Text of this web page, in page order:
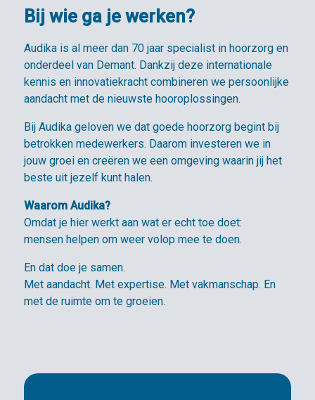
Bij wie ga je werken?
Audika is al meer dan 70 jaar specialist in hoorzorg en
onderdeel van Demant. Dankzij deze internationale
kennis en innovatiekracht combineren we persoonlijke
aandacht met de nieuwste hooroplossingen.
Bij Audika geloven we dat goede hoorzorg begint bij
betrokken medewerkers. Daarom investeren we in
jouw groei en creëren we een omgeving waarin jij het
beste uit jezelf kunt halen.
Waarom Audika?
Omdat je hier werkt aan wat er echt toe doet:
mensen helpen om weer volop mee te doen.
En dat doe je samen.
Met aandacht. Met expertise. Met vakmanschap. En
met de ruimte om te groeien.